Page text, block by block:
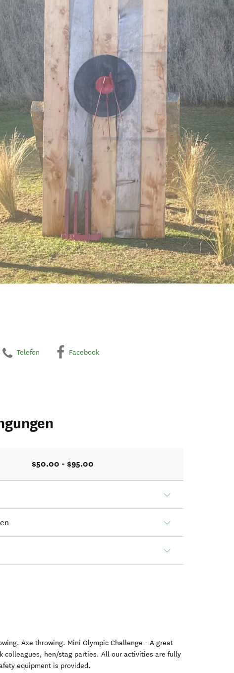
Telefon Facebook
$50.00 - $95.00
Axe throwing. Mini Olympic Challenge - A great
colleagues, hen/stag parties. All our activities are fully
equipment is provided.